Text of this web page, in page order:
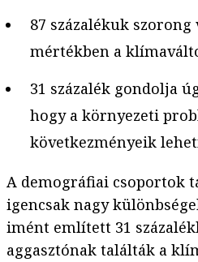
87 százalékuk
mértékben a
31 százalék gondolja
hogy a környezeti
következményeik
A demográfiai csoportok
igencsak nagy
imént említett 31
aggasztónak találták a